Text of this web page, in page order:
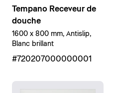
Tempano Receveur de
douche
1600 x 800 mm, Antislip,
Blanc brillant
#720207000000001